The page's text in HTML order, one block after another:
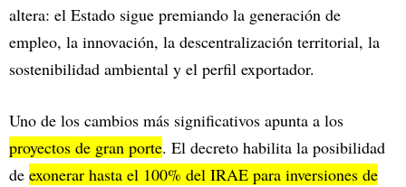
altera: el Estado sigue premiando la generación de
empleo, la innovación, la descentralización territorial, la
sostenibilidad ambiental y el perfil exportador.
Uno de los cambios más significativos apunta a los
proyectos de gran porte. El decreto habilita la posibilidad
de exonerar hasta el 100% del IRAE para inversiones de